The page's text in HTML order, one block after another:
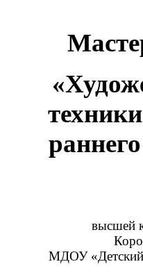
высшей
МДОУ «Детский